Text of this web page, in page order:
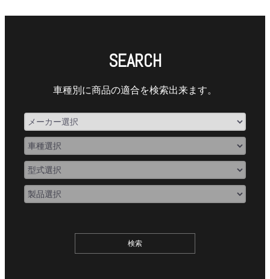
SEARCH
車種別に商品の適合を検索出来ます。